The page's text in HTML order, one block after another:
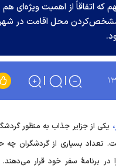
که اتفاقاً از اهمیت ویژه‌ای هم
مشخص‌کردن محل اقامت در
یکی از جزایر جذاب به منظور
تعداد بسیاری از گردشگران چه
در برنامۀ سفر خود قرار